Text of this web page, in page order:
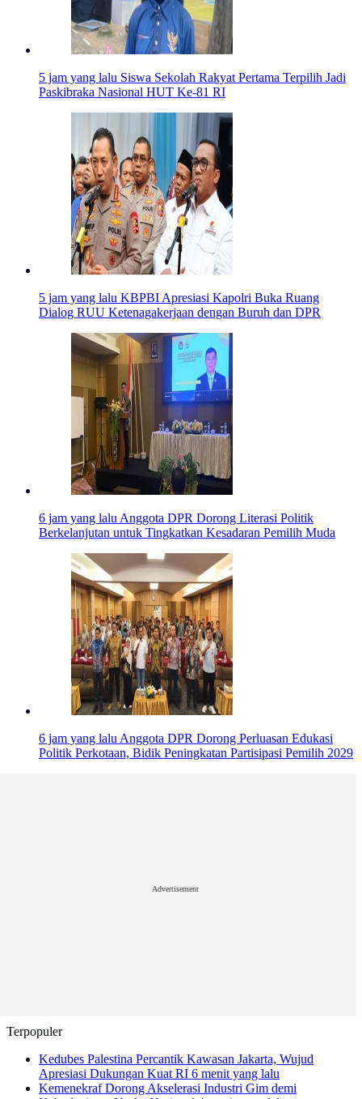
5 jam yang lalu Siswa Sekolah Rakyat Pertama Terpilih Jadi
Paskibraka Nasional HUT Ke-81 RI
5 jam yang lalu KBPBI Apresiasi Kapolri Buka Ruang
Dialog RUU Ketenagakerjaan dengan Buruh dan DPR
6 jam yang laluAnggota DPR Dorong Literasi Politik
Berkelanjutan untuk Tingkatkan Kesadaran Pemilih Muda
6 jam yang laluAnggota DPR Dorong Perluasan Edukasi
Politik Perkotaan, Bidik Peningkatan Partisipasi Pemilih 2029
Advertisement
Terpopuler
Kedubes Palestina Percantik Kawasan Jakarta, Wujud
Apresiasi Dukungan Kuat RI 6 menit yang lalu
Kemenekraf Dorong Akselerasi Industri Gim demi